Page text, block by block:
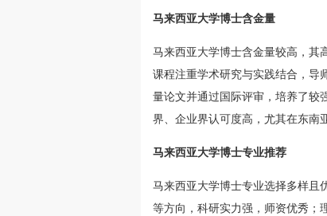
马来西亚大学博士含金量
马来西亚大学博士含金量较高，其
课程注重学术研究与实践结合，导
量论文并通过国际评审，培养了较
界、企业界认可度高，尤其在东南
马来西亚大学博士专业推荐
马来西亚大学博士专业选择多样且
等方向，科研实力强，师资优秀；